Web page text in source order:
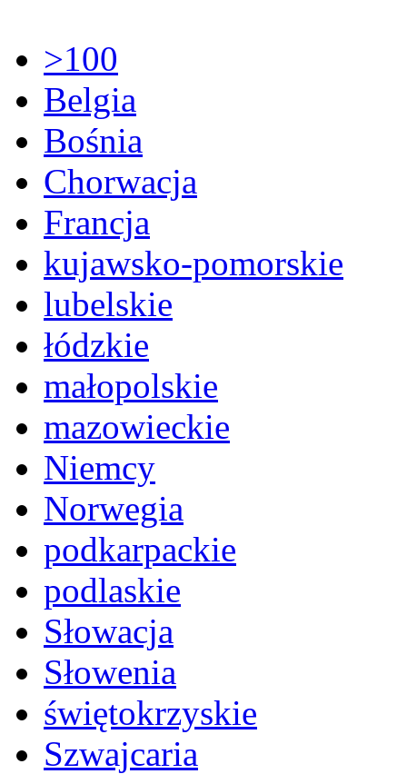
>100
Belgia
Bośnia
Chorwacja
Francja
kujawsko-pomorskie
lubelskie
łódzkie
małopolskie
mazowieckie
Niemcy
Norwegia
podkarpackie
podlaskie
Słowacja
Słowenia
świętokrzyskie
Szwajcaria